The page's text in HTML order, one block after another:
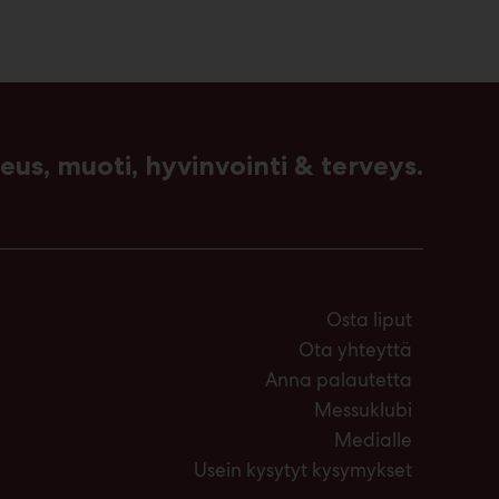
muoti, hyvinvointi & terveys.
Osta liput
Ota yhteyttä
Anna palautetta
Messuklubi
Medialle
Usein kysytyt kysymykset